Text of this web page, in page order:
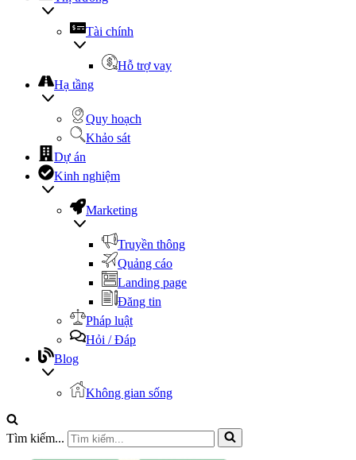
Tài chính
Hỗ trợ vay
Hạ tầng
Quy hoạch
Khảo sát
Dự án
Kinh nghiệm
Marketing
Truyền thông
Quảng cáo
Landing page
Đăng tin
Pháp luật
Hỏi / Đáp
Blog
Không gian sống
Tìm kiếm...